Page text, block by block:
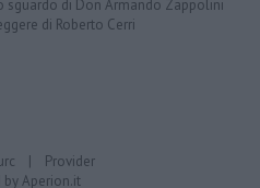
sguardo di Don Armando Zappolini
di Roberto Cerri
| Provider
byAperion.it